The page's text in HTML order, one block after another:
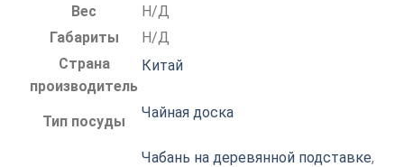
Вес
Н/Д
Габариты
Н/Д
Страна
производитель
Китай
Тип посуды
Чайная доска
Чабань на деревянной подставке,